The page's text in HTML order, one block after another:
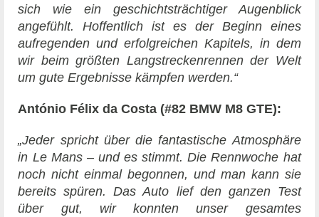
sich wie ein geschichtsträchtiger Augenblick
angefühlt. Hoffentlich ist es der Beginn eines
aufregenden und erfolgreichen Kapitels, in dem
wir beim größten Langstreckenrennen der Welt
um gute Ergebnisse kämpfen werden.“
António Félix da Costa (#82 BMW M8 GTE):
„Jeder spricht über die fantastische Atmosphäre
in Le Mans – und es stimmt. Die Rennwoche hat
noch nicht einmal begonnen, und man kann sie
bereits spüren. Das Auto lief den ganzen Test
über gut, wir konnten unser gesamtes